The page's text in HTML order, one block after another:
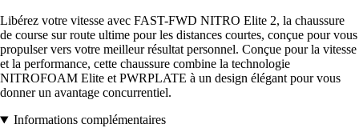
Libérez votre vitesse avec FAST-FWD NITRO Elite 2, la chaussure
de course sur route ultime pour les distances courtes, conçue pour vous
propulser vers votre meilleur résultat personnel. Conçue pour la vitesse
et la performance, cette chaussure combine la technologie
NITROFOAM Elite et PWRPLATE à un design élégant pour vous
donner un avantage concurrentiel.
Informations complémentaires